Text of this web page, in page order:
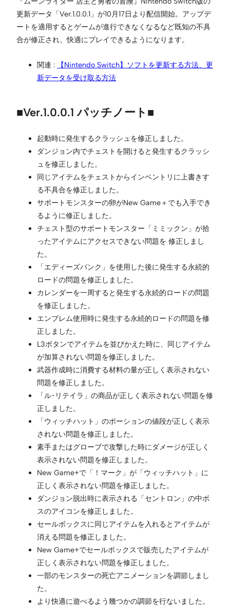
更新データ「Ver.1.0.0.1」が10月17日より配信開始。アップデ
ートを適用するとゲームが進行できなくなるなど既知の不具
合が修正され、快適にプレイできるようになります。
関連 :
【Nintendo Switch】ソフトを更新する方法、更
新データを受け取る方法
■Ver.1.0.0.1 パッチノート■
起動時に発生するクラッシュを修正しました。
ダンジョン内でチェストを開けると発生するクラッシ
ュを修正しました。
同じアイテムをチェストからインベントリに上書きす
る不具合を修正しました。
サポートモンスターの卵がNew Game＋でも入手でき
るように修正しました。
チェスト型のサポートモンスター「ミミックン」が拾
ったアイテムにアクセスできない問題を 修正しまし
た。
「エディーズバンク」を使用した後に発生する永続的
ロードの問題を修正しました。
カレンダーを一周すると発生する永続的ロードの問題
を修正しました。
エンブレム使用時に発生する永続的ロードの問題を修
正しました。
L3ボタンでアイテムを並びかえた時に、同じアイテム
が加算されない問題を修正しました。
武器作成時に消費する材料の量が正しく表示されない
問題を修正しました。
「ル･リテイラ」の商品が正しく表示されない問題を修
正しました。
「ウィッチハット」のポーションの値段が正しく表示
されない問題を修正しました。
素手またはグローブで攻撃した時にダメージが正しく
表示されない問題を修正しました。
New Game+で「！マーク」が「ウィッチハット」に
正しく表示されない問題を修正しました。
ダンジョン脱出時に表示される「セントロン」の中ボ
スのアイコンを修正しました。
セールボックスに同じアイテムを入れるとアイテムが
消える問題を修正しました。
New Game+でセールボックスで販売したアイテムが
正しく表示されない問題を修正しました。
一部のモンスターの死亡アニメーションを調節しまし
た。
より快適に遊べるよう幾つかの調節を行ないました。